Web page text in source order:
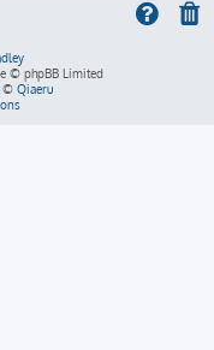
© phpBB Limited
Qiaeru